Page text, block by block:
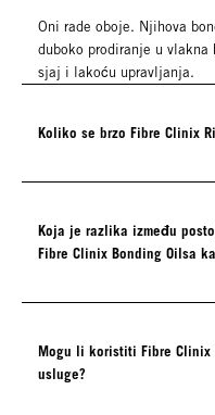
Oni rade oboje. Njihova
duboko prodiranje u
sjaj i lakoću upravljanja.
Koliko se brzo Fibre Clinix
Koja je razlika između
Mogu li koristiti Fibre Clinix
usluge?